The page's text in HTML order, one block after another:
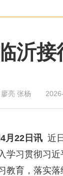
沂
廖亮 张杨
月22日讯近日
学习贯彻习
教育，落实